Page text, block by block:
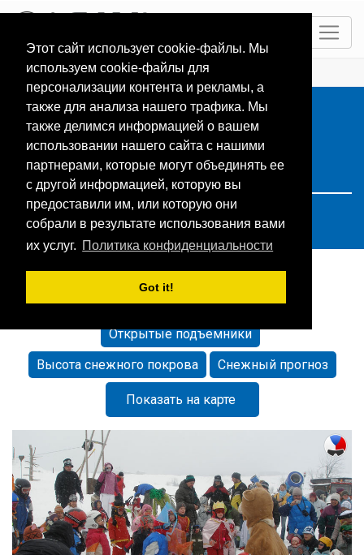
Этот сайт использует cookie-файлы. Мы
используем cookie-файлы для
персонализации контента и рекламы, а
также для анализа нашего трафика. Мы
также делимся информацией о вашем
использовании нашего сайта с нашими
партнерами, которые могут объединять ее
с другой информацией, которую вы
предоставили им, или которую они
собрали в результате использования вами
их услуг. Политика конфиденциальности
Got it!
ГЛАВНАЯ Resorts Search: Чехия
Сортировать по: Стандарт
Имя
Открытые подъемники
Высота снежного покрова
Снежный прогноз
Показать на карте